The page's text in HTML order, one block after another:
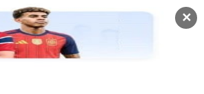
✕
注册 登录 金币俱乐部